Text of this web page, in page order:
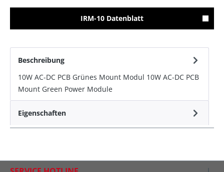
IRM-10 Datenblatt
Beschreibung
10W AC-DC PCB Grünes Mount Modul 10W AC-DC PCB
Mount Green Power Module
Eigenschaften